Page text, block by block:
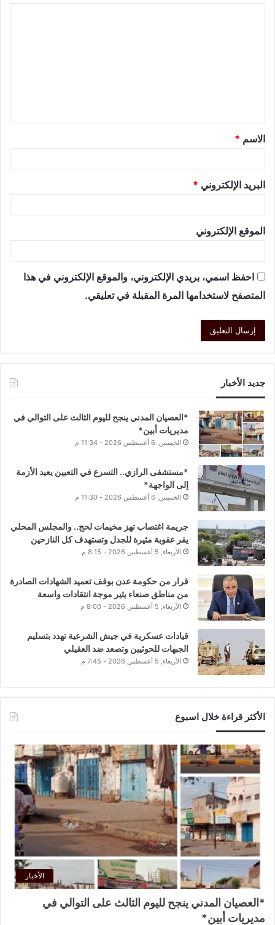
الاسم *
البريد الإلكتروني *
الموقع الإلكتروني
احفظ اسمي، بريدي الإلكتروني، والموقع الإلكتروني في هذا
المتصفح لاستخدامها المرة المقبلة في تعليقي.
جديد الأخبار
*العصيان المدني ينجح لليوم الثالث على التوالي في
مديريات أبين*
الخميس, 6 أغسطس 2026 - 11:34 م
*مستشفى الرازي.. التسرع في التعيين يعيد الأزمة
إلى الواجهة*
الخميس, 6 أغسطس 2026 - 11:30 م
جريمة اغتصاب تهز مخيمات لحج.. والمجلس المحلي
يقر عقوبة مثيرة للجدل وتستهدف كل النازحين
الأربعاء, 5 أغسطس 2026 - 8:15 م
قرار من حكومة عدن بوقف تعميد الشهادات الصادرة
من مناطق صنعاء يثير موجة انتقادات واسعة
الأربعاء, 5 أغسطس 2026 - 8:00 م
قيادات عسكرية في جيش الشرعية تهدد بتسليم
الجبهات للحوثيين وتصعد ضد العقيلي
الأربعاء, 5 أغسطس 2026 - 7:45 م
الأكثر قراءة خلال اسبوع
الأخبار
*العصيان المدني ينجح لليوم الثالث على التوالي في
مديريات أبين*